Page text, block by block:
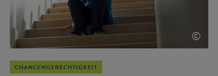
©
CHANCENGERECHTIGKEIT